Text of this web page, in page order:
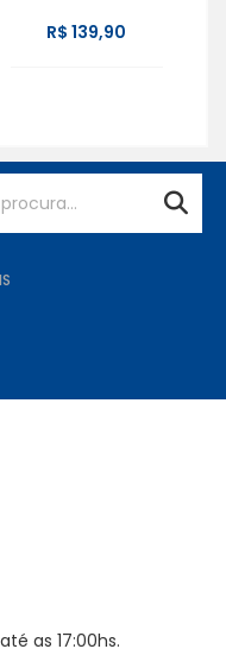
R$ 139,90
as 17:00hs.